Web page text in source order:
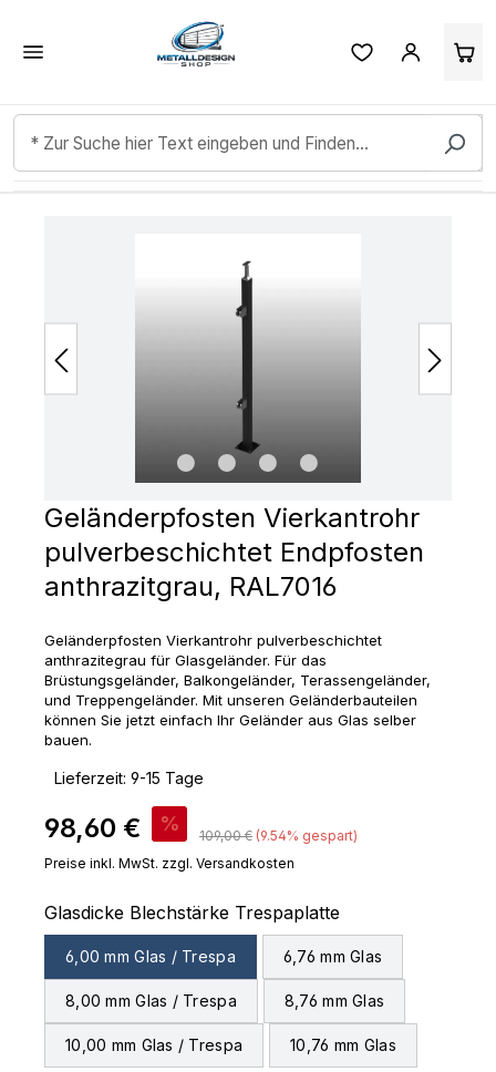
Zum Hauptinhalt springen
Geländerpfosten Vierkantrohr
pulverbeschichtet Endpfosten
anthrazitgrau, RAL7016
Geländerpfosten Vierkantrohr pulverbeschichtet
anthrazitegrau für Glasgeländer. Für das
Brüstungsgeländer, Balkongeländer, Terassengeländer,
und Treppengeländer. Mit unseren Geländerbauteilen
können Sie jetzt einfach Ihr Geländer aus Glas selber
bauen.
Lieferzeit: 9-15 Tage
Verkaufspreis:
98,60 € % Regulärer Preis:
109,00 € (9.54% gespart)
Preise inkl. MwSt. zzgl. Versandkosten
Glasdicke Blechstärke Trespaplatteauswählen
6,00 mm Glas / Trespa 6,76 mm Glas
8,00 mm Glas / Trespa 8,76 mm Glas
10,00 mm Glas / Trespa 10,76 mm Glas